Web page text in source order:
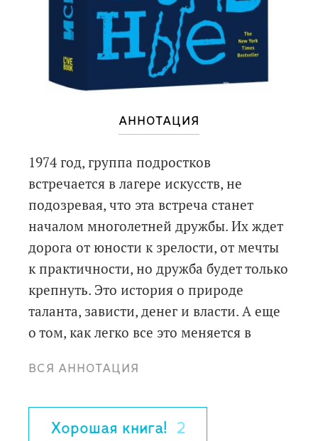
АННОТАЦИЯ
1974 год, группа подростков
встречается в лагере искусств, не
подозревая, что эта встреча станет
началом многолетней дружбы. Их ждет
дорога от юности к зрелости, от мечты
к практичности, но дружба будет только
крепнуть. Это история о природе
таланта, зависти, денег и власти. А еще
о том, как легко все это меняется в
автор одного из фильмов о Гарри
ВСЯ АННОТАЦИЯ
Хорошая книга! 2